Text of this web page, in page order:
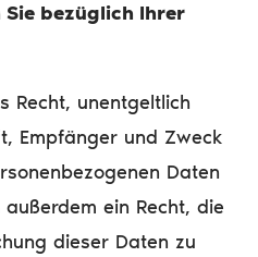
Sie bezüglich Ihrer
Recht, unentgeltlich
Empfänger und Zweck
Daten
ein Recht, die
dieser Daten zu